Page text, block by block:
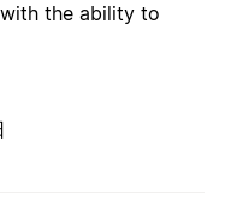
the ability to